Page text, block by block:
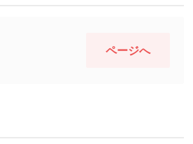
ページへ